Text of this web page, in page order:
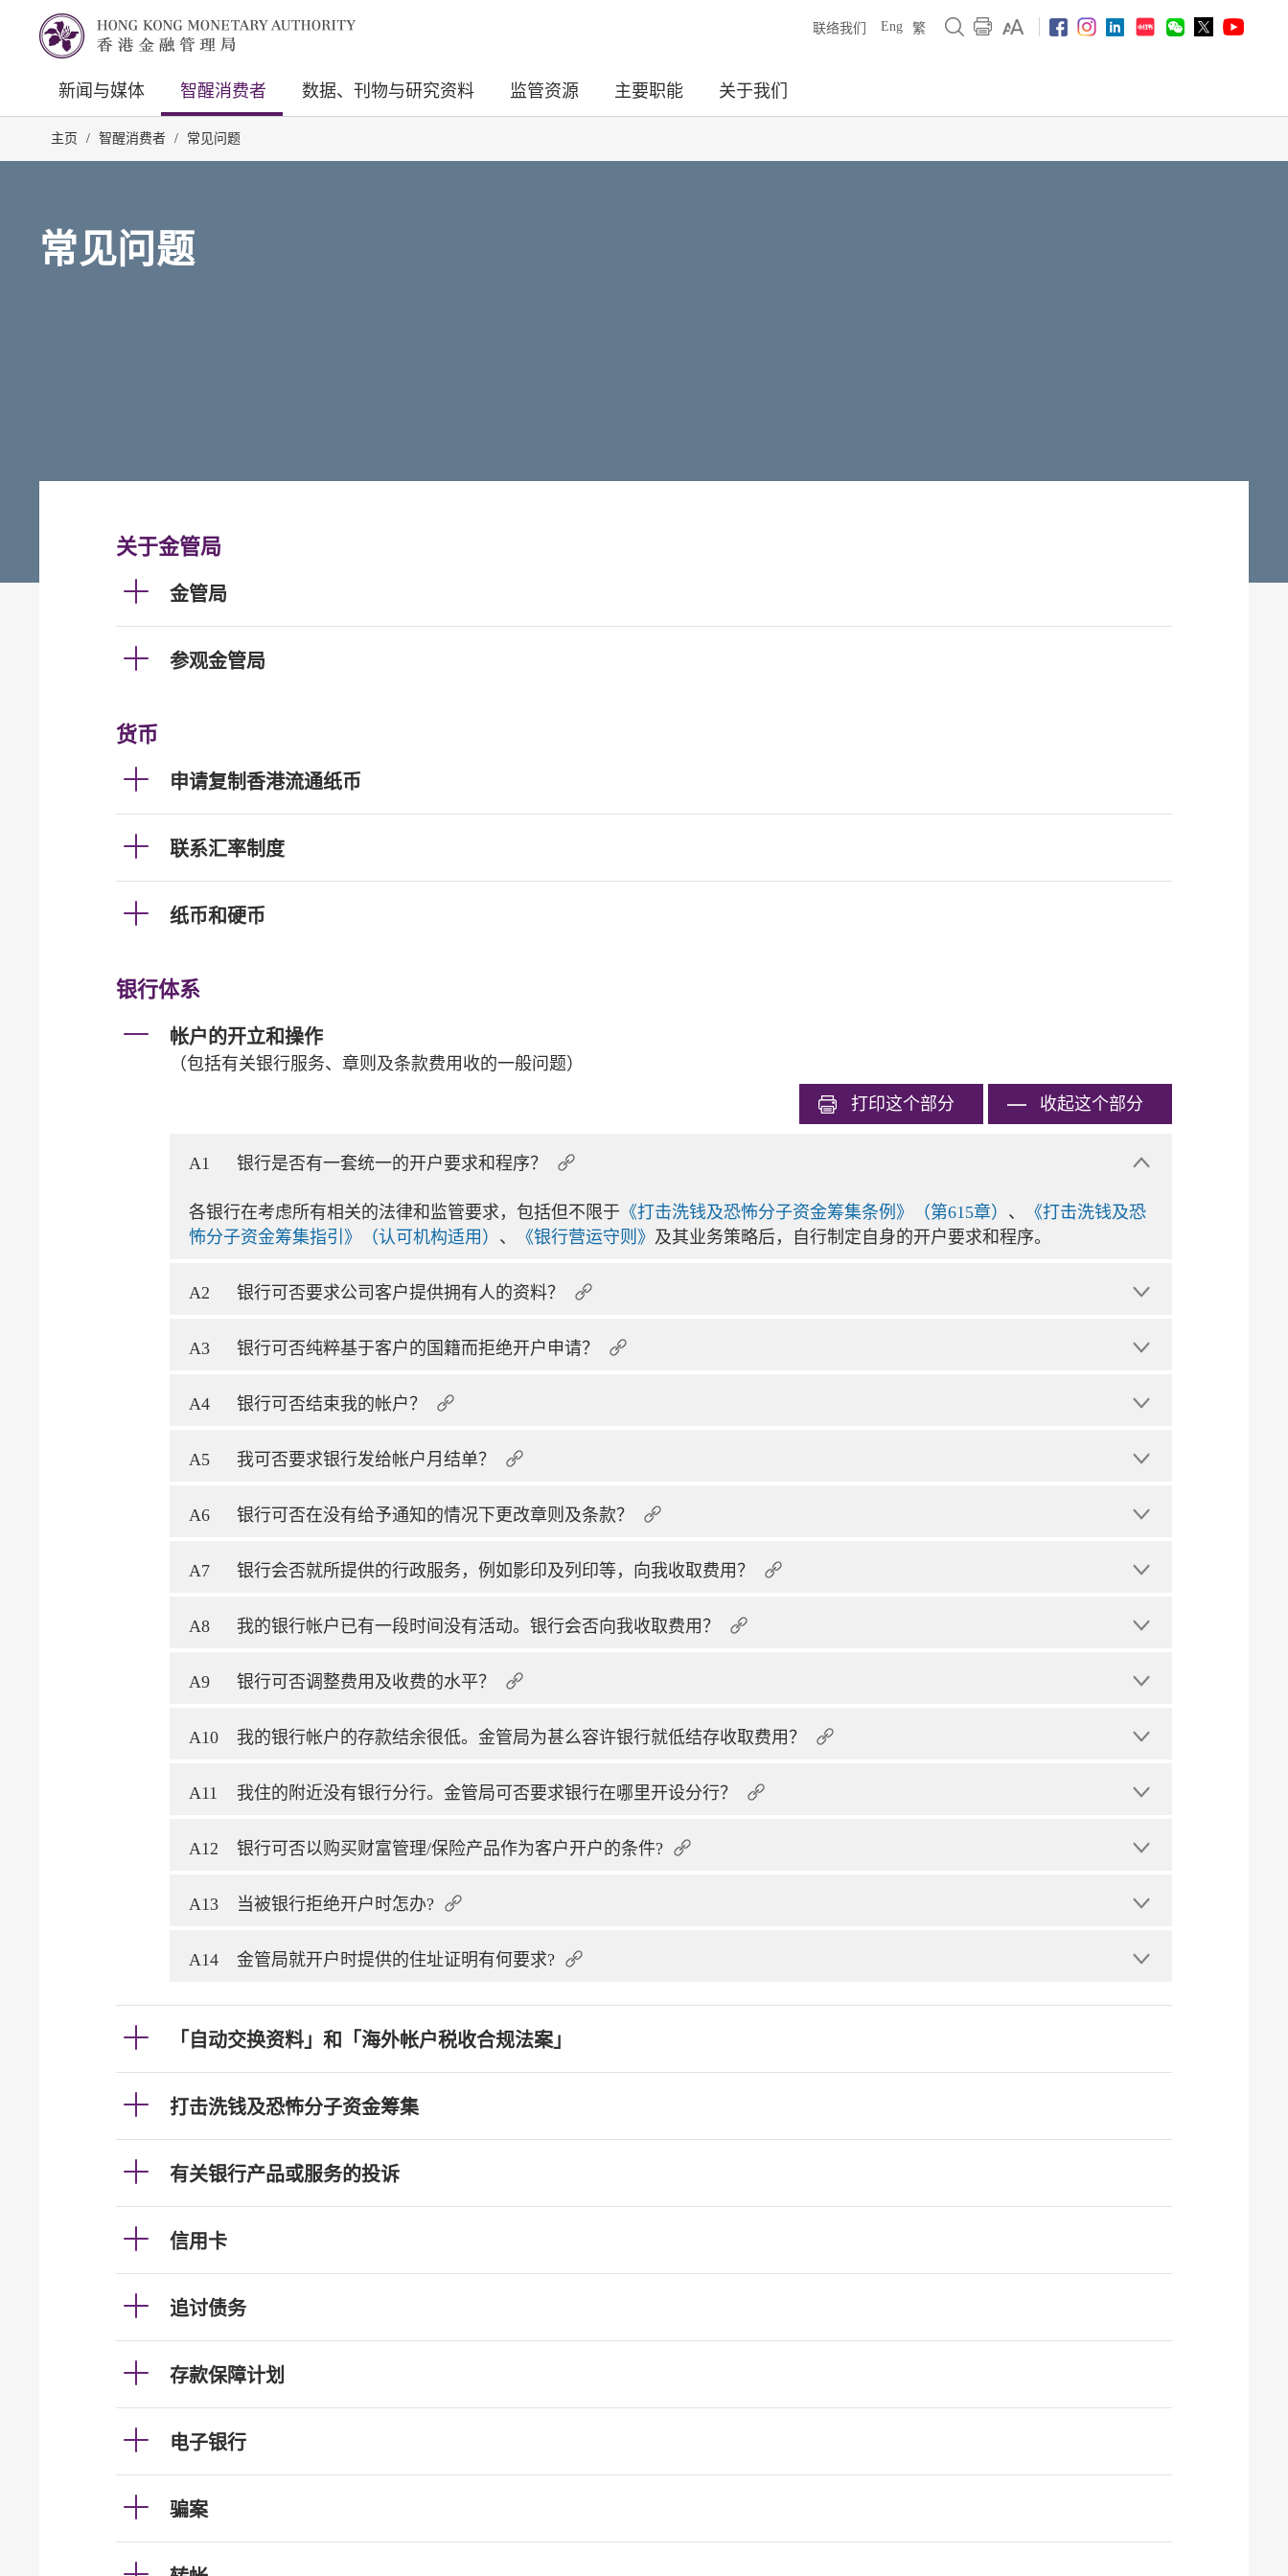
联络我们 Eng 繁
新闻与媒体 智醒消费者 数据、刊物与研究资料 监管资源 主要职能 关于我们
主页 / 智醒消费者 / 常见问题
常见问题
关于金管局
金管局
参观金管局
货币
申请复制香港流通纸币
联系汇率制度
纸币和硬币
银行体系
帐户的开立和操作
（包括有关银行服务、章则及条款费用收的一般问题）
打印这个部分 收起这个部分
A1 银行是否有一套统一的开户要求和程序？
各银行在考虑所有相关的法律和监管要求，包括但不限于 《打击洗钱及恐怖分子资金筹集条例》（第615章） 、
《打击洗钱及恐
怖分子资金筹集指引》（认可机构适用） 、 《银行营运守则》 及其业务策略后，自行制定自身的开户要求和程序。
A2 银行可否要求公司客户提供拥有人的资料？
A3 银行可否纯粹基于客户的国籍而拒绝开户申请？
A4 银行可否结束我的帐户？
A5 我可否要求银行发给帐户月结单？
A6 银行可否在没有给予通知的情况下更改章则及条款？
A7 银行会否就所提供的行政服务，例如影印及列印等，向我收取费用？
A8 我的银行帐户已有一段时间没有活动。银行会否向我收取费用？
A9 银行可否调整费用及收费的水平？
A10 我的银行帐户的存款结余很低。金管局为甚么容许银行就低结存收取费用？
A11 我住的附近没有银行分行。金管局可否要求银行在哪里开设分行？
A12 银行可否以购买财富管理/保险产品作为客户开户的条件?
A13 当被银行拒绝开户时怎办?
A14 金管局就开户时提供的住址证明有何要求?
「自动交换资料」和「海外帐户税收合规法案」
打击洗钱及恐怖分子资金筹集
有关银行产品或服务的投诉
信用卡
追讨债务
存款保障计划
电子银行
骗案